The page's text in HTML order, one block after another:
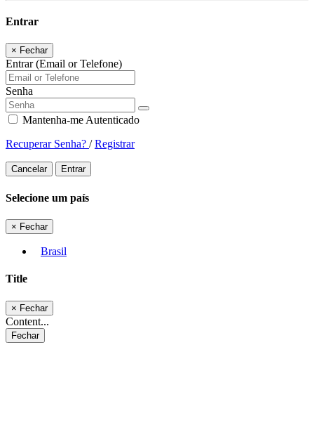
Entrar
× Fechar
Entrar (Email or Telefone)
Senha
Mantenha-me Autenticado
Recuperar Senha? /Registrar
Cancelar Entrar
Selecione um país
× Fechar
Brasil
Title
× Fechar
Content...
Fechar